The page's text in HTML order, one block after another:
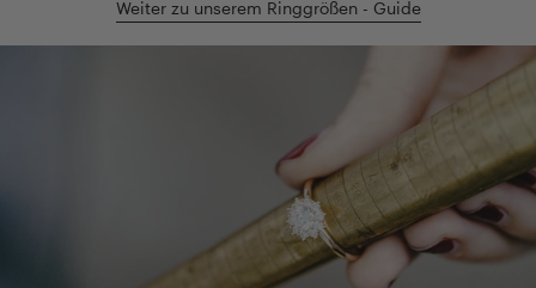
Weiter zu unserem Ringgrößen - Guide